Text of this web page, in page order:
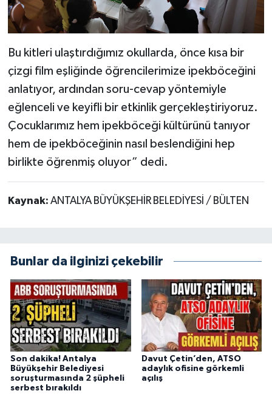
Bu kitleri ulaştırdığımız okullarda, önce kısa bir
çizgi film eşliğinde öğrencilerimize ipekböceğini
anlatıyor, ardından soru-cevap yöntemiyle
eğlenceli ve keyifli bir etkinlik gerçekleştiriyoruz.
Çocuklarımız hem ipekböceği kültürünü tanıyor
hem de ipekböceğinin nasıl beslendiğini hep
birlikte öğrenmiş oluyor” dedi.
Kaynak: ANTALYA BÜYÜKŞEHİR BELEDİYESİ / BÜLTEN
Bunlar da ilginizi çekebilir
Son dakika! Antalya
Büyükşehir Belediyesi
soruşturmasında 2 şüpheli
serbest bırakıldı
Davut Çetin’den, ATSO
adaylık ofisine görkemli
açılış